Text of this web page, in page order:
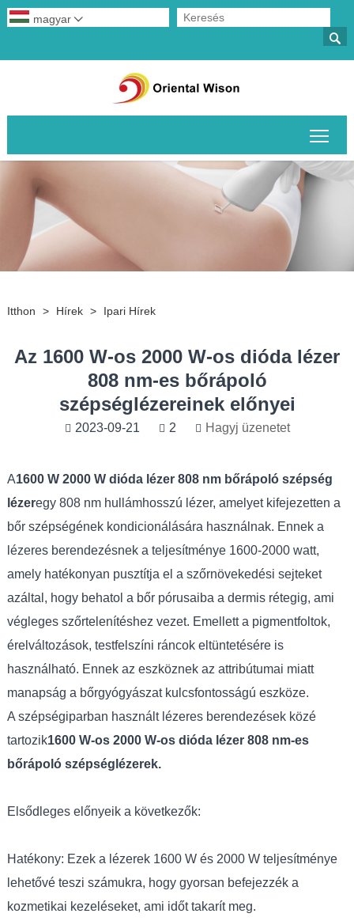

magyar 
Itthon > Hírek > Ipari Hírek
Az 1600 W-os 2000 W-os dióda lézer
808 nm-es bőrápoló
szépséglézereinek előnyei
2023-09-21 2 Hagyj üzenetet
A1600 W 2000 W dióda lézer 808 nm bőrápoló szépség
lézeregy 808 nm hullámhosszú lézer, amelyet kifejezetten a
bőr szépségének kondicionálására használnak. Ennek a
lézeres berendezésnek a teljesítménye 1600-2000 watt,
amely hatékonyan pusztítja el a szőrnövekedési sejteket
azáltal, hogy behatol a bőr pórusaiba a dermis rétegig, ami
végleges szőrtelenítéshez vezet. Emellett a pigmentfoltok,
érelváltozások, testfelszíni ráncok eltüntetésére is
használható. Ennek az eszköznek az attribútumai miatt
manapság a bőrgyógyászat kulcsfontosságú eszköze.
A szépségiparban használt lézeres berendezések közé
tartozik1600 W-os 2000 W-os dióda lézer 808 nm-es
bőrápoló szépséglézerek.
Elsődleges előnyeik a következők:
Hatékony: Ezek a lézerek 1600 W és 2000 W teljesítménye
lehetővé teszi számukra, hogy gyorsan befejezzék a
kozmetikai kezeléseket, ami időt takarít meg.